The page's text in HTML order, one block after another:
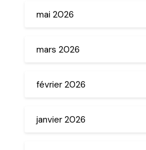
mai 2026
mars 2026
février 2026
janvier 2026